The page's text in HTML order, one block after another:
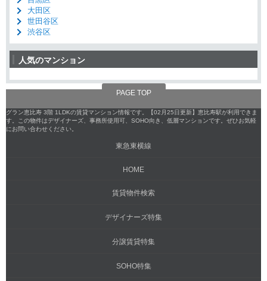
大田区
世田谷区
渋谷区
人気のマンション
PAGE TOP
グラン恵比寿 3階 1LDKの賃貸マンション情報です。【02月25日更新】恵比寿駅が利用できま
す。この物件はデザイナーズ、事務所使用可、SOHO向き、低層マンションです。ぜひお気軽
にお問い合わせください。
東急東横線
HOME
賃貸物件検索
デザイナーズ特集
分譲賃貸特集
SOHO特集